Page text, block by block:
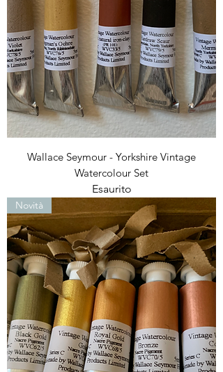
Wallace Seymour - Yorkshire Vintage
Watercolour Set
Esaurito
Novità